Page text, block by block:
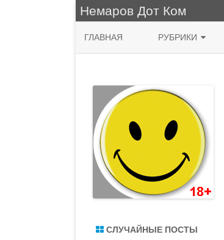
Немаров Дот Ком
ГЛАВНАЯ РУБРИКИ
КУХНЯ
ПРИРОДА
ЖИВОПИСЬ
СИСАДМИН
СЛУЧАЙНЫЕ ПОСТЫ